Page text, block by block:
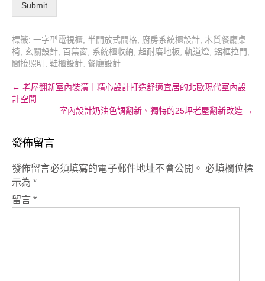
Submit
標籤: 一字型電視櫃, 半開放式間格, 廚房系統櫃設計, 木質餐廳桌
椅, 玄關設計, 百葉窗, 系統櫃收納, 超耐磨地板, 軌道燈, 鋁框拉門,
間接照明, 鞋櫃設計, 餐廳設計
Post
navigation
← 老屋翻新室內裝潢｜精心設計打造舒適宜居的北歐現代室內設
計空間
室內設計奶油色調翻新、獨特的25坪老屋翻新改造 →
發佈留言
發佈留言必須填寫的電子郵件地址不會公開。 必填欄位標
示為 *
留言 *